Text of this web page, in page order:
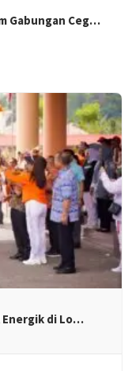
Gabungan Ceg…
Energik di Lo…